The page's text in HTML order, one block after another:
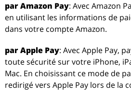
par Amazon Pay: Avec Amazon
en utilisant les informations de
dans votre compte Amazon.
par Apple Pay: Avec Apple Pay,
toute sécurité sur votre iPhone,
Mac. En choisissant ce mode de
redirigé vers Apple Pay lors de la